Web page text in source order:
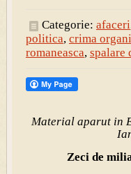
Categorie: afaceri
politica, crima
romaneasca, spalare
Material aparut in
Zeci de